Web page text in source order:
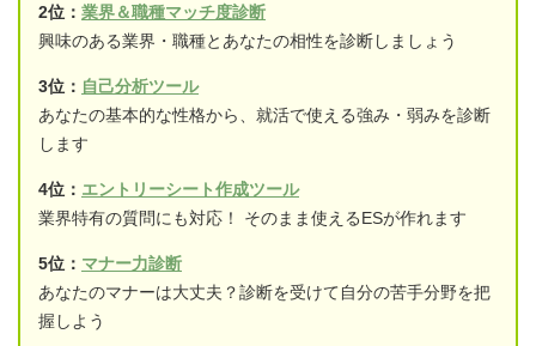
2位： 業界＆職種マッチ度診断
興味のある業界・職種とあなたの相性を診断しましょう
3位： 自己分析ツール
あなたの基本的な性格から、就活で使える強み・弱みを診断
します
4位： エントリーシート作成ツール
業界特有の質問にも対応！ そのまま使えるESが作れます
5位： マナー力診断
あなたのマナーは大丈夫？診断を受けて自分の苦手分野を把
握しよう